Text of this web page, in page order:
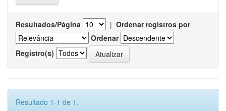
Resultados/Página | Ordenar registros por
Ordenar
Registro(s)
Resultado 1-1 de 1.